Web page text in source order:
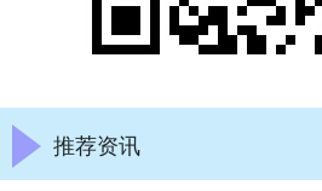
推荐资讯